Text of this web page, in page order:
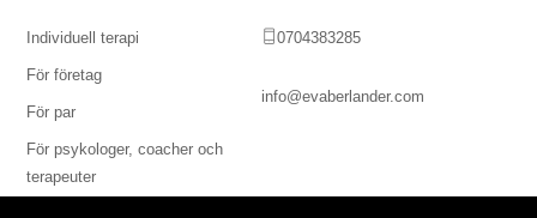
Individuell terapi
För företag
För par
För psykologer, coacher och
terapeuter
0704383285
info@evaberlander.com